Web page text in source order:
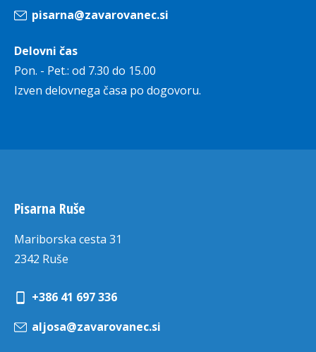
pisarna@zavarovanec.si
Delovni čas
Pon. - Pet.: od 7.30 do 15.00
Izven delovnega časa po dogovoru.
Pisarna Ruše
Mariborska cesta 31
2342 Ruše
+386 41 697 336
aljosa@zavarovanec.si